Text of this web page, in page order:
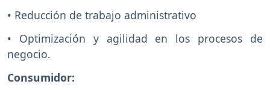
• Reducción de trabajo administrativo
• Optimización y agilidad en los procesos de
negocio.
Consumidor: